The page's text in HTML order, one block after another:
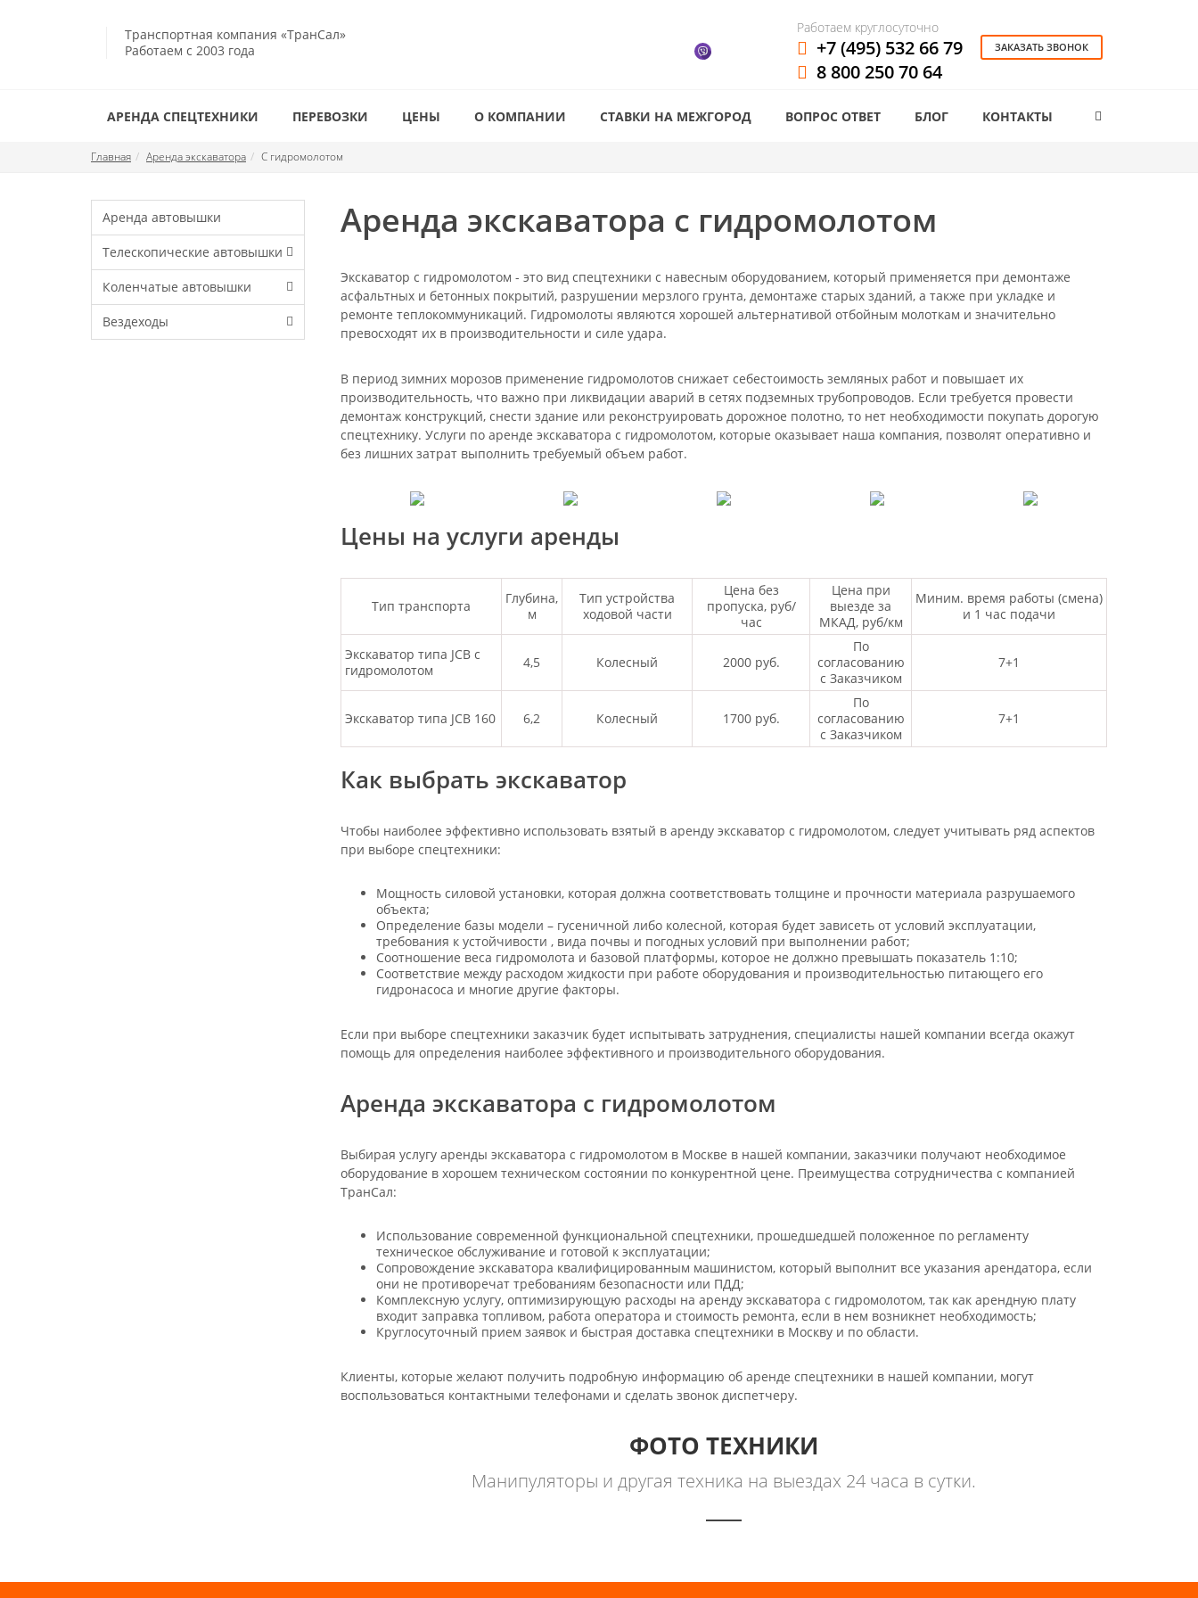
Транспортная компания «ТранСал»
Работаем с 2003 года
Работаем круглосуточно
+7 (495) 532 66 79
8 800 250 70 64
ЗАКАЗАТЬ ЗВОНОК
АРЕНДА СПЕЦТЕХНИКИ ПЕРЕВОЗКИ ЦЕНЫ О КОМПАНИИ СТАВКИ НА МЕЖГОРОД ВОПРОС ОТВЕТ БЛОГ КОНТАКТЫ
Главная Аренда экскаватора С гидромолотом
Аренда автовышки
Телескопические автовышки
Коленчатые автовышки
Вездеходы
Аренда экскаватора с гидромолотом
Экскаватор с гидромолотом - это вид спецтехники с навесным оборудованием, который применяется при демонтаже
асфальтных и бетонных покрытий, разрушении мерзлого грунта, демонтаже старых зданий, а также при укладке и
ремонте теплокоммуникаций. Гидромолоты являются хорошей альтернативой отбойным молоткам и значительно
превосходят их в производительности и силе удара.
В период зимних морозов применение гидромолотов снижает себестоимость земляных работ и повышает их
производительность, что важно при ликвидации аварий в сетях подземных трубопроводов. Если требуется провести
демонтаж конструкций, снести здание или реконструировать дорожное полотно, то нет необходимости покупать дорогую
спецтехнику. Услуги по аренде экскаватора с гидромолотом, которые оказывает наша компания, позволят оперативно и
без лишних затрат выполнить требуемый объем работ.
Цены на услуги аренды
Тип транспорта
Глубина,
м
Тип устройства
ходовой части
Цена без
пропуска, руб/
час
Цена при
выезде за
МКАД, руб/км
Миним. время работы (смена)
и 1 час подачи
Экскаватор типа JCB с
гидромолотом
4,5 Колесный 2000 руб.
По
согласованию
с Заказчиком
7+1
Экскаватор типа JCB 160 6,2 Колесный 1700 руб.
По
согласованию
с Заказчиком
7+1
Как выбрать экскаватор
Чтобы наиболее эффективно использовать взятый в аренду экскаватор с гидромолотом, следует учитывать ряд аспектов
при выборе спецтехники:
Мощность силовой установки, которая должна соответствовать толщине и прочности материала разрушаемого
объекта;
Определение базы модели – гусеничной либо колесной, которая будет зависеть от условий эксплуатации,
требования к устойчивости , вида почвы и погодных условий при выполнении работ;
Соотношение веса гидромолота и базовой платформы, которое не должно превышать показатель 1:10;
Соответствие между расходом жидкости при работе оборудования и производительностью питающего его
гидронасоса и многие другие факторы.
Если при выборе спецтехники заказчик будет испытывать затруднения, специалисты нашей компании всегда окажут
помощь для определения наиболее эффективного и производительного оборудования.
Аренда экскаватора с гидромолотом
Выбирая услугу аренды экскаватора с гидромолотом в Москве в нашей компании, заказчики получают необходимое
оборудование в хорошем техническом состоянии по конкурентной цене. Преимущества сотрудничества с компанией
ТранСал:
Использование современной функциональной спецтехники, прошедшедшей положенное по регламенту
техническое обслуживание и готовой к эксплуатации;
Сопровождение экскаватора квалифицированным машинистом, который выполнит все указания арендатора, если
они не противоречат требованиям безопасности или ПДД;
Комплексную услугу, оптимизирующую расходы на аренду экскаватора с гидромолотом, так как арендную плату
входит заправка топливом, работа оператора и стоимость ремонта, если в нем возникнет необходимость;
Круглосуточный прием заявок и быстрая доставка спецтехники в Москву и по области.
Клиенты, которые желают получить подробную информацию об аренде спецтехники в нашей компании, могут
воспользоваться контактными телефонами и сделать звонок диспетчеру.
ФОТО ТЕХНИКИ
Манипуляторы и другая техника на выездах 24 часа в сутки.